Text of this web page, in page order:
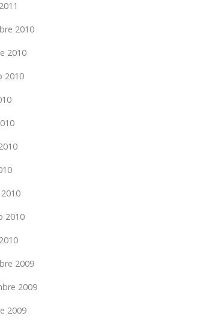
2010
2010
2010
2010
2009
2009
2009